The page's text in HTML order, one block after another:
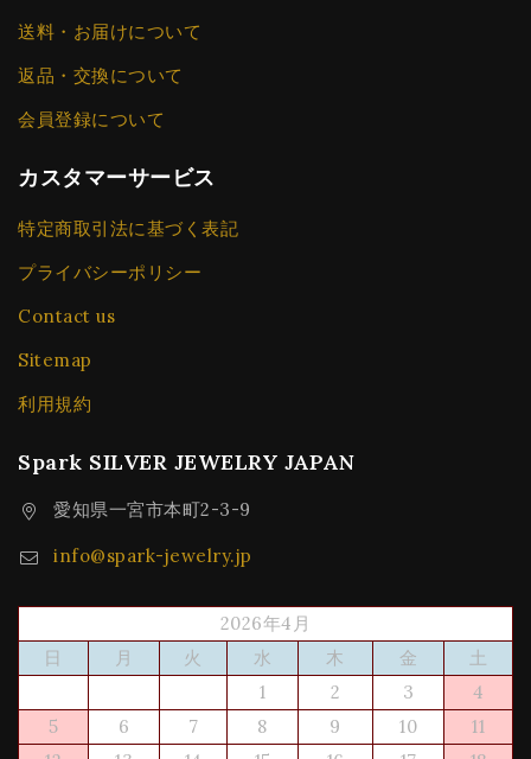
送料・お届けについて
返品・交換について
会員登録について
カスタマーサービス
特定商取引法に基づく表記
プライバシーポリシー
Contact us
Sitemap
利用規約
Spark SILVER JEWELRY JAPAN
愛知県一宮市本町2-3-9
info@spark-jewelry.jp
2026年4月
日
月 火 水 木 金
土
1
2 3
4
5
6 7 8 9 10
11